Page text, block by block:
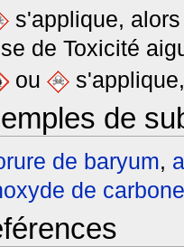
s'applique,
de Toxicité
ou
de
de baryum,
de